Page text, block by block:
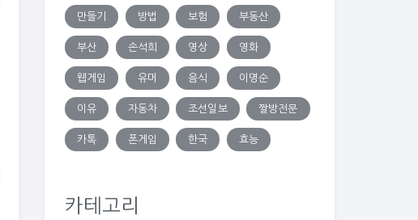
만들기 방법 보험 부동산
부산 손석희 영상 영화
웹게임 유머 음식 이명순
이유 자동차 조선일보 짤방전문
카톡 폰게임 한국 효능
카테고리